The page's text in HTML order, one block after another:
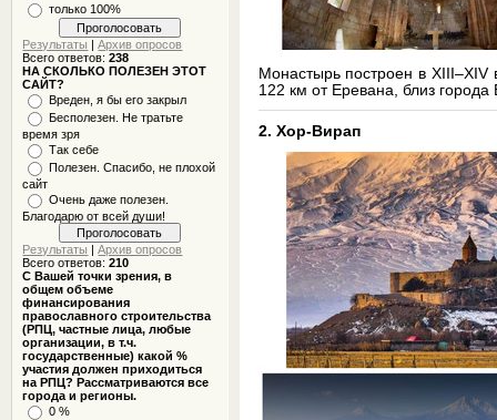
только 100%
Результаты |Архив опросов
Всего ответов:238
НА СКОЛЬКО ПОЛЕЗЕН ЭТОТ
САЙТ?
Вреден, я бы его закрыл
Бесполезен. Не тратьте
время зря
Так себе
Полезен. Спасибо, не плохой
сайт
Очень даже полезен.
Благодарю от всей души!
Результаты |Архив опросов
Всего ответов:210
С Вашей точки зрения, в
общем объеме
финансирования
православного строительства
(РПЦ, частные лица, любые
организации, в т.ч.
государственные) какой %
участия должен приходиться
на РПЦ? Рассматриваются все
города и регионы.
0 %
Монастырь построен в XIII–XIV
122 км от Еревана, близ города
2. Хор-Вирап